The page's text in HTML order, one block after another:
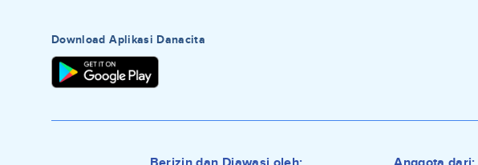
Download Aplikasi Danacita